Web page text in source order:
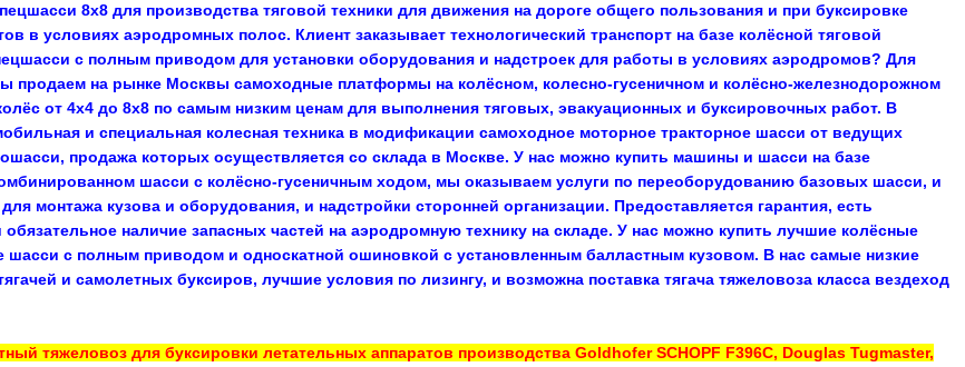
8x8 для производства тяговой техники для движения на дороге общего пользования и при буксировке
в условиях аэродромных полос. Клиент заказывает технологический транспорт на базе колёсной тяговой
с полным приводом для установки оборудования и надстроек для работы в условиях аэродромов? Для
продаем на рынке Москвы самоходные платформы на колёсном, колесно-гусеничном и колёсно-железнодорожном
от 4х4 до 8х8 по самым низким ценам для выполнения тяговых, эвакуационных и буксировочных работ. В
и специальная колесная техника в модификации самоходное моторное тракторное шасси от ведущих
продажа которых осуществляется со склада в Москве. У нас можно купить машины и шасси на базе
шасси с колёсно-гусеничным ходом, мы оказываем услуги по переоборудованию базовых шасси, и
монтажа кузова и оборудования, и надстройки сторонней организации. Предоставляется гарантия, есть
обязательное наличие запасных частей на аэродромную технику на складе. У нас можно купить лучшие колёсные
с полным приводом и односкатной ошиновкой с установленным балластным кузовом. В нас самые низкие
и самолетных буксиров, лучшие условия по лизингу, и возможна поставка тягача тяжеловоза класса вездеход
тяжеловоз для буксировки летательных аппаратов производства Goldhofer SCHOPF F396C, Douglas Tugmaster,